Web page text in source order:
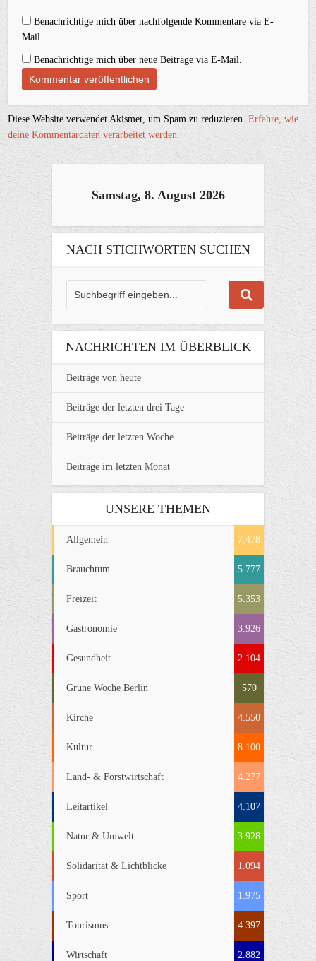
Benachrichtige mich über nachfolgende Kommentare via E-
Mail.
Benachrichtige mich über neue Beiträge via E-Mail.
Diese Website verwendet Akismet, um Spam zu reduzieren.Erfahre, wie
deine Kommentardaten verarbeitet werden.
Samstag, 8. August 2026
NACH STICHWORTEN SUCHEN
NACHRICHTEN IM ÜBERBLICK
Beiträge von heute
Beiträge der letzten drei Tage
Beiträge der letzten Woche
Beiträge im letzten Monat
UNSERE THEMEN
Allgemein 7.478
Brauchtum 5.777
Freizeit 5.353
Gastronomie 3.926
Gesundheit 2.104
Grüne Woche Berlin 570
Kirche 4.550
Kultur 8.100
Land- & Forstwirtschaft 4.277
Leitartikel 4.107
Natur & Umwelt 3.928
Solidarität & Lichtblicke 1.094
Sport 1.975
Tourismus 4.397
Wirtschaft 2.882